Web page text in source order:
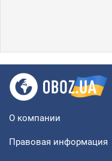
О компании
Правовая информация